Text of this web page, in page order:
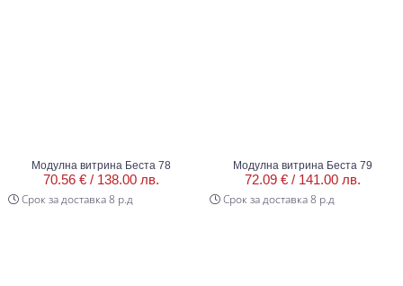
Модулна витрина Беста 78
70.56 € / 138.00 лв.
Срок за доставка 8 р.д
Модулна витрина Беста 79
72.09 € / 141.00 лв.
Срок за доставка 8 р.д